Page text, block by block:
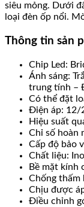
siêu mỏng. Dưới
loại đèn ốp nổi.
Thông tin sản
Chip Led:
Ánh sáng:
trung tính –
Có thể đặt
Điện áp: 12/
Hiệu suất
Chỉ số hoàn
Cấp độ bảo
Chất liệu:
Bề mặt kính
Chống thấm
Chịu được
Điều chỉnh